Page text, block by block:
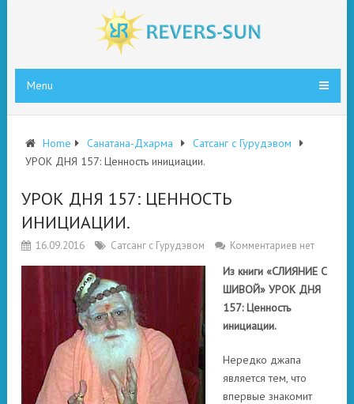
Menu
Home Санатана-Дхарма
Сатсанг с Гурудэвом
УРОК ДНЯ 157: Ценность инициации.
УРОК ДНЯ 157: ЦЕННОСТЬ
ИНИЦИАЦИИ.
16.09.2016 Сатсанг с Гурудэвом Комментариев нет
Из книги «СЛИЯНИЕ С
ШИВОЙ» УРОК ДНЯ
157: Ценность
инициации.
Нередко джапа
является тем, что
впервые знакомит